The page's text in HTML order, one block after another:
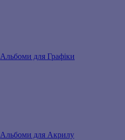
Альбоми для Графіки
Альбоми для Акрилу